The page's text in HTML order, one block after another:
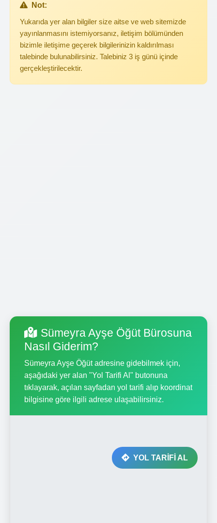
Not:
Yukarıda yer alan bilgiler size aitse ve web sitemizde
yayınlanmasını istemiyorsanız, iletişim bölümünden
bizimle iletişime geçerek bilgilerinizin kaldırılması
talebinde bulunabilirsiniz. Talebiniz 3 iş günü içinde
gerçekleştirilecektir.
Sümeyra Ayşe Öğüt Bürosuna
Nasıl Giderim?
Sümeyra Ayşe Öğüt adresine gidebilmek için,
aşağıdaki yer alan "Yol Tarifi Al" butonuna
tıklayarak, açılan sayfadan yol tarifi alıp koordinat
bilgisine göre ilgili adrese ulaşabilirsiniz.
YOL TARİFİ AL